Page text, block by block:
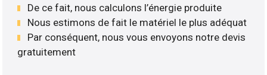
De ce fait, nous calculons l’énergie produite
Nous estimons de fait le matériel le plus adéquat
Par conséquent, nous vous envoyons notre devis
gratuitement